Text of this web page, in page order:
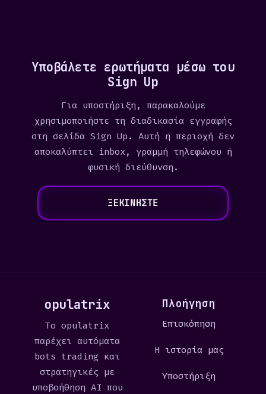
Υποβάλετε ερωτήματα μέσω του
Sign Up
Για υποστήριξη, παρακαλούμε
χρησιμοποιήστε τη διαδικασία εγγραφής
στη σελίδα Sign Up. Αυτή η περιοχή δεν
αποκαλύπτει inbox, γραμμή τηλεφώνου ή
φυσική διεύθυνση.
ΞΕΚΙΝΗΣΤΕ
opulatrix
Το opulatrix
παρέχει αυτόματα
bots trading και
στρατηγικές με
υποβοήθηση AI που
Πλοήγηση
Επισκόπηση
Η ιστορία μας
Υποστήριξη